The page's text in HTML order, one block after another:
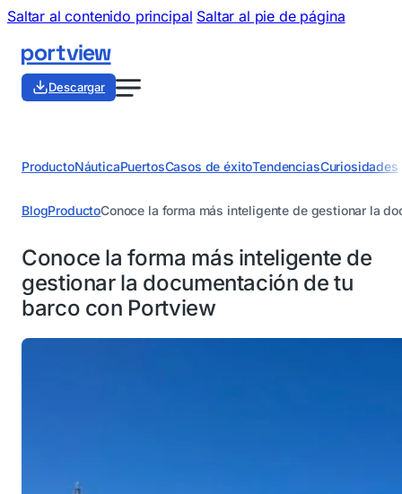
Saltar al contenido principal Saltar al pie de página
Descargar
ProductoNáuticaPuertosCasos de éxitoTendenciasCuriosidades
BlogProductoConoce la forma más inteligente de gestionar la
Conoce la forma más inteligente de
gestionar la documentación de tu
barco con Portview